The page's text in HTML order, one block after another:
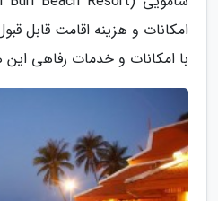
امکانات و هزینه اقامت قابل
با امکانات و خدمات رفاهی